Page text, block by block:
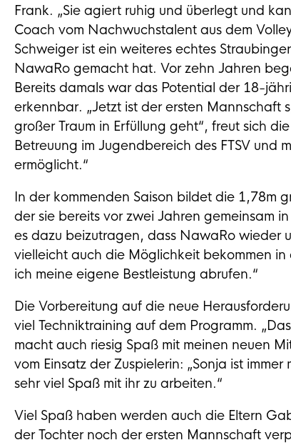
Frank. „Sie agiert ruhig und überlegt und
Coach vom Nachwuchstalent aus dem
Schweiger ist ein weiteres echtes
NawaRo gemacht hat. Vor zehn Jahren
Bereits damals war das Potential der 18-
erkennbar. „Jetzt ist der ersten Mannschaft
großer Traum in Erfüllung geht“, freut sich
Betreuung im Jugendbereich des FTSV und
ermöglicht.“
In der kommenden Saison bildet die 1,78m
der sie bereits vor zwei Jahren gemeinsam
es dazu beizutragen, dass NawaRo wieder
vielleicht auch die Möglichkeit bekommen
ich meine eigene Bestleistung abrufen.“
Die Vorbereitung auf die neue
viel Techniktraining auf dem Programm.
macht auch riesig Spaß mit meinen neuen
vom Einsatz der Zuspielerin: „Sonja ist
sehr viel Spaß mit ihr zu arbeiten.“
Viel Spaß haben werden auch die Eltern
der Tochter noch der ersten Mannschaft